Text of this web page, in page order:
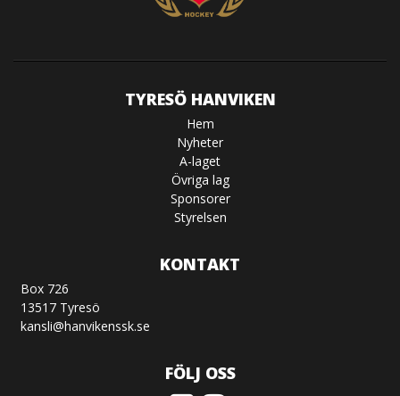
TYRESÖ HANVIKEN
Hem
Nyheter
A-laget
Övriga lag
Sponsorer
Styrelsen
KONTAKT
Box 726
13517 Tyresö
kansli@hanvikenssk.se
FÖLJ OSS